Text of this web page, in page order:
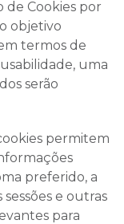
de Cookies por
objetivo
termos de
uma
serão
permitem
preferido, a
e outras
para